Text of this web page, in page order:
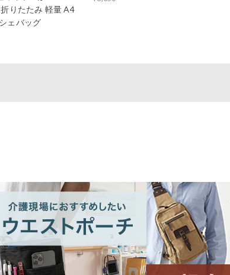
りたたみ 軽量 A4
ェバッグ